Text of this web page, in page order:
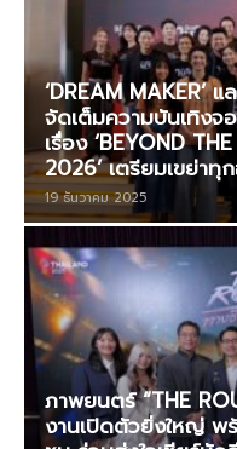
‘DREAM MAKER’ แ
จัดเต็มความบันเทิงจ
เรื่อง ‘BEYOND
2026’ เตรียมเขย่า
19 ธันวาคม 2025
ภาพยนตร์ “THE
งานเปิดตัวยิ่งใหญ่ พ